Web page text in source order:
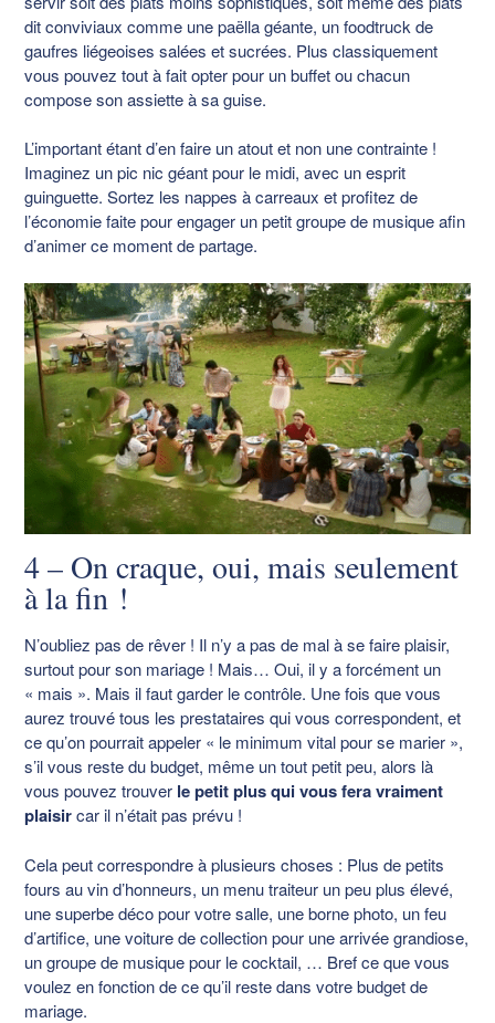
dit conviviaux comme une paëlla géante, un foodtruck de
gaufres liégeoises salées et sucrées. Plus classiquement
vous pouvez tout à fait opter pour un buffet ou chacun
compose son assiette à sa guise.
L’important étant d’en faire un atout et non une contrainte !
Imaginez un pic nic géant pour le midi, avec un esprit
guinguette. Sortez les nappes à carreaux et profitez de
l’économie faite pour engager un petit groupe de musique afin
d’animer ce moment de partage.
4 – On craque, oui, mais seulement
à la fin !
N’oubliez pas de rêver ! Il n’y a pas de mal à se faire plaisir,
surtout pour son mariage ! Mais… Oui, il y a forcément un
« mais ». Mais il faut garder le contrôle. Une fois que vous
aurez trouvé tous les prestataires qui vous correspondent, et
ce qu’on pourrait appeler « le minimum vital pour se marier »,
s’il vous reste du budget, même un tout petit peu, alors là
vous pouvez trouver le petit plus qui vous fera vraiment
plaisircar il n’était pas prévu !
Cela peut correspondre à plusieurs choses : Plus de petits
fours au vin d’honneurs, un menu traiteur un peu plus élevé,
une superbe déco pour votre salle, une borne photo, un feu
d’artifice, une voiture de collection pour une arrivée grandiose,
un groupe de musique pour le cocktail, … Bref ce que vous
voulez en fonction de ce qu’il reste dans votre budget de
mariage.